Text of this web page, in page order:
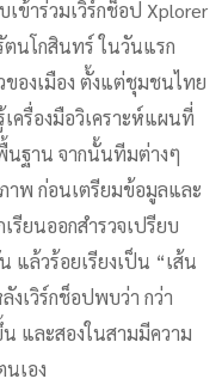
ข้าร่วมเวิร์กช็อป Xplorer
ตนโกสินทร์ ในวันแรก
ของเมือง ตั้งแต่ชุมชนไทย
ครื่องมือวิเคราะห์แผนที่
นฐาน จากนั้นทีมต่างๆ
าพ ก่อนเตรียมข้อมูลและ
รียนออกสำรวจเปรียบ
ล้วร้อยเรียงเป็น “เส้น
งเวิร์กช็อปพบว่า กว่า
และสองในสามมีความ
เอง